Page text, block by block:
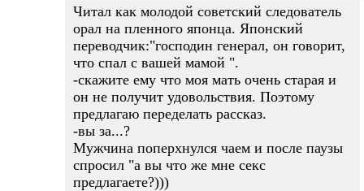
Читал как молодой советский следователь
орал на пленного японца. Японский
переводчик:"господин генерал, он говорит,
что спал с вашей мамой ".
-скажите ему что моя мать очень старая и
он не получит удовольствия. Поэтому
предлагаю переделать рассказ.
-вы за...?
Мужчина поперхнулся чаем и после паузы
спросил "а вы что же мне секс
предлагаете?)))